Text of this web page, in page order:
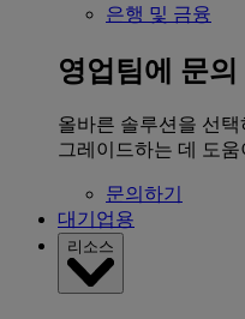
은행 및 금융
영업팀에 문의
올바른 솔루션을 선
그레이드하는 데 도
문의하기
대기업용
리소스